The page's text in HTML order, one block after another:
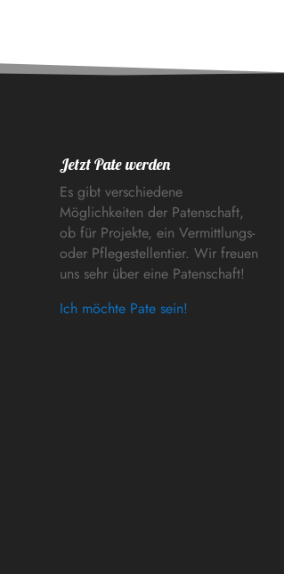
Jetzt Pate werden
Es gibt verschiedene
Möglichkeiten der Patenschaft,
ob für Projekte, ein Vermittlungs-
oder Pflegestellentier. Wir freuen
uns sehr über eine Patenschaft!
Ich möchte Pate sein!